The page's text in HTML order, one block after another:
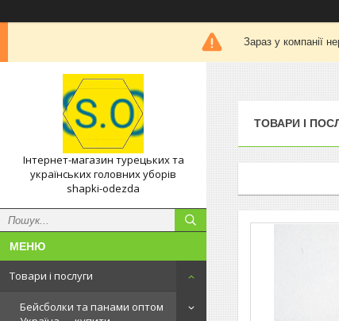
Зараз у компанії
Інтернет-магазин турецьких та
українських головних уборів
shapki-odezda
Товари і послуги
Бейсболки та панами оптом
ТОВАРИ І